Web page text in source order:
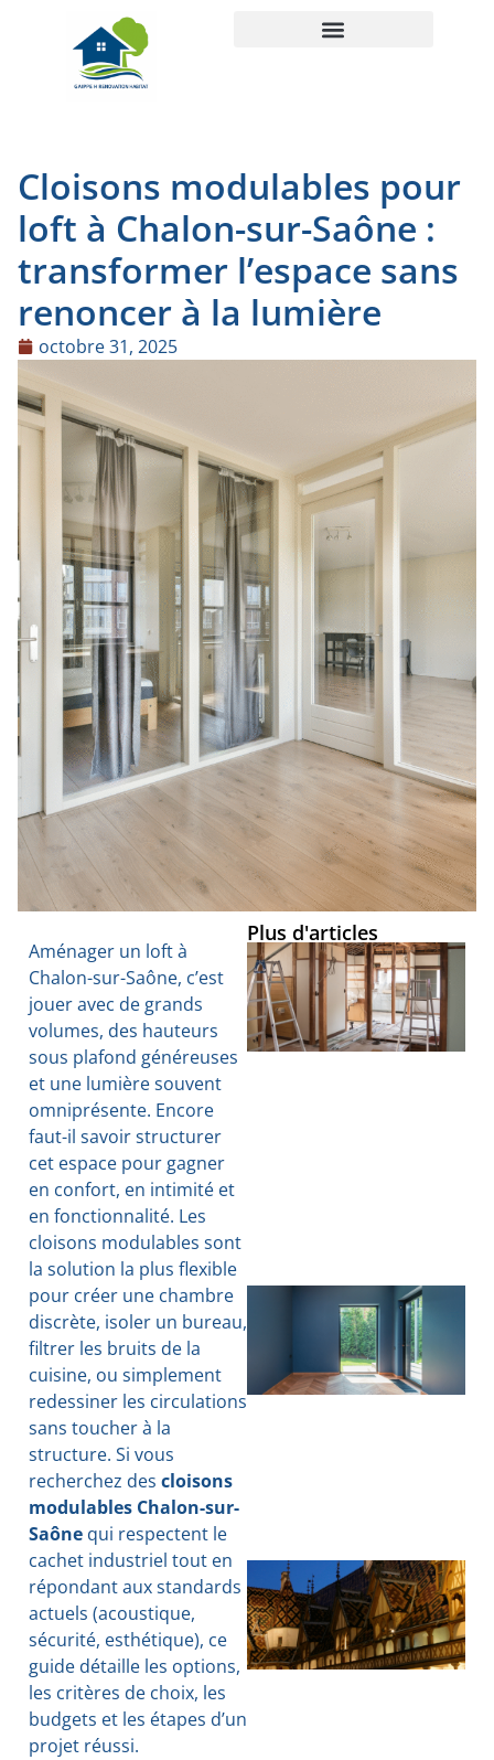
Cloisons modulables pour
loft à Chalon-sur-Saône :
transformer l’espace sans
renoncer à la lumière
octobre 31, 2025
Aménager un loft à
Chalon-sur-Saône, c’est
jouer avec de grands
volumes, des hauteurs
sous plafond généreuses
et une lumière souvent
omniprésente. Encore
faut-il savoir structurer
cet espace pour gagner
en confort, en intimité et
en fonctionnalité. Les
cloisons modulables sont
la solution la plus flexible
pour créer une chambre
discrète, isoler un bureau,
filtrer les bruits de la
cuisine, ou simplement
redessiner les circulations
sans toucher à la
structure. Si vous
recherchez des cloisons
modulables Chalon-sur-
Saône qui respectent le
cachet industriel tout en
répondant aux standards
actuels (acoustique,
sécurité, esthétique), ce
guide détaille les options,
les critères de choix, les
budgets et les étapes d’un
projet réussi.
Plus d'articles